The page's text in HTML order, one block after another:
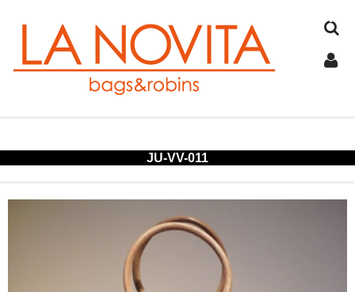
JU-VV-011